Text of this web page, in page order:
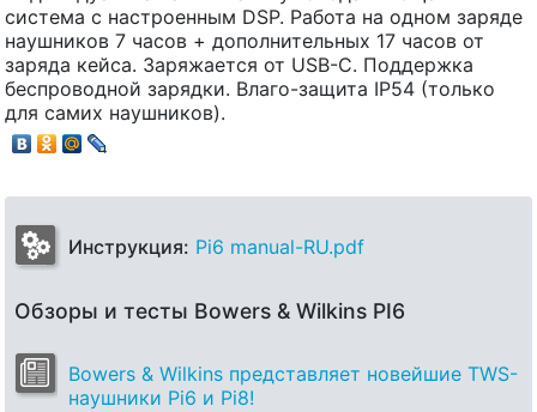
система с настроенным DSP. Работа на одном заряде
наушников 7 часов + дополнительных 17 часов от
заряда кейса. Заряжается от USB-C. Поддержка
беспроводной зарядки. Влаго-защита IP54 (только
для самих наушников).
Инструкция: Pi6 manual-RU.pdf
Обзоры и тесты Bowers & Wilkins PI6
Bowers & Wilkins представляет новейшие TWS-
наушники Pi6 и Pi8!